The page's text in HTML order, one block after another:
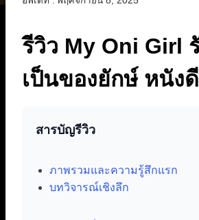
รีวิว My Oni Girl
เป็นของยักษ์ หนัง
สารบัญรีวิว
ภาพรวมและความรู้สึกแรก
บทวิจารณ์เชิงลึก